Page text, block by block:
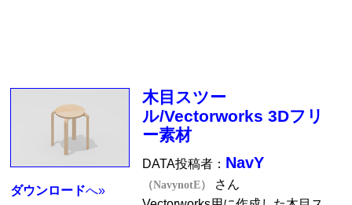
ダウンロードへ»
木目スツー
ル/Vectorworks 3Dフリ
ー素材
DATA投稿者： NavY
（NavynotE）
さん